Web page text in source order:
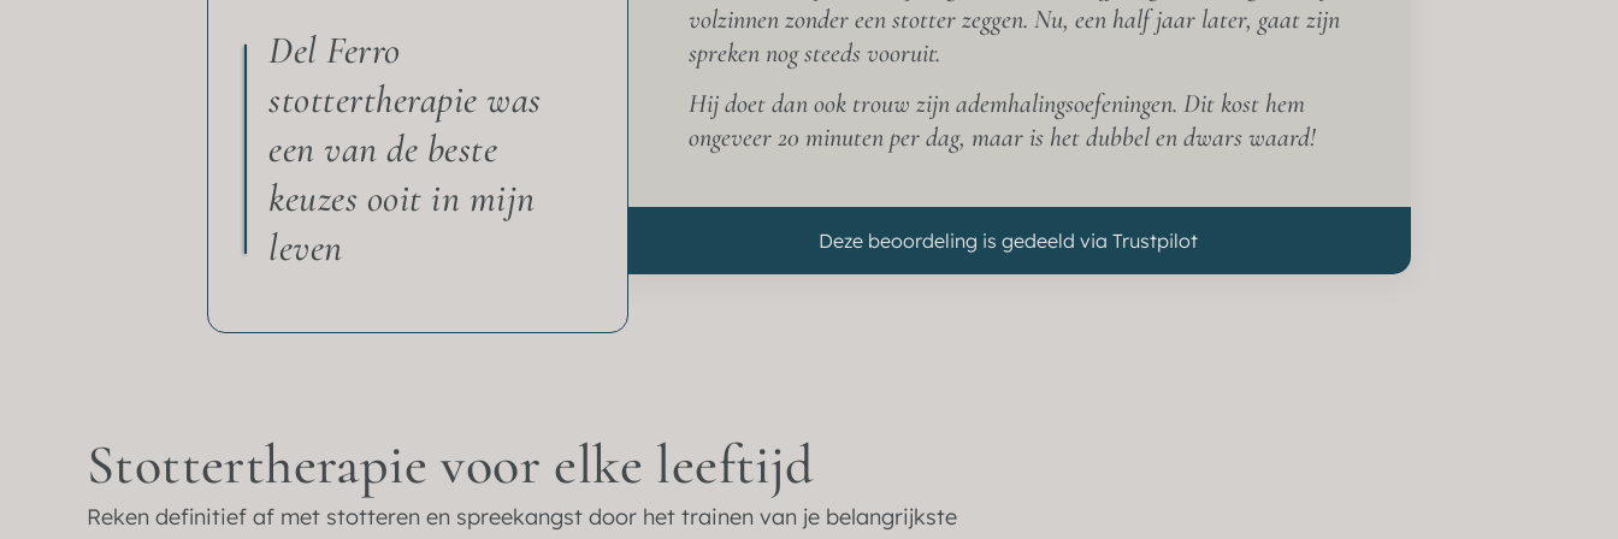
Del Ferro
stottertherapie was
een van de beste
keuzes ooit in mijn
leven
volzinnen zonder een stotter zeggen. Nu, een half jaar later, gaat zijn
spreken nog steeds vooruit.
Hij doet dan ook trouw zijn ademhalingsoefeningen. Dit kost hem
ongeveer 20 minuten per dag, maar is het dubbel en dwars waard!
Deze beoordeling is gedeeld via Trustpilot
Stottertherapie voor elke leeftijd
Reken definitief af met stotteren en spreekangst door het trainen van je belangrijkste